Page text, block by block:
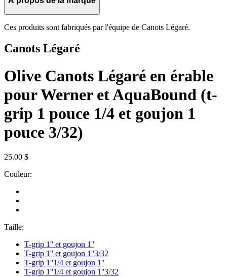
Ces produits sont fabriqués par l'équipe de Canots Légaré.
Canots Légaré
Olive Canots Légaré en érable
pour Werner et AquaBound (t-
grip 1 pouce 1/4 et goujon 1
pouce 3/32)
25.00 $
Couleur:
Taille:
T-grip 1'' et goujon 1''
T-grip 1'' et goujon 1''3/32
T-grip 1''1/4 et goujon 1''
T-grip 1''1/4 et goujon 1''3/32